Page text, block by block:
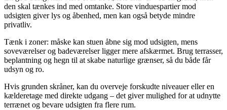
den skal tænkes ind med omtanke. Store vinduespartier mod
udsigten giver lys og åbenhed, men kan også betyde mindre
privatliv.
Tænk i zoner: måske kan stuen åbne sig mod udsigten, mens
soveværelser og badeværelser ligger mere afskærmet. Brug terrasser,
beplantning og hegn til at skabe naturlige grænser, så du både får
udsyn og ro.
Hvis grunden skråner, kan du overveje forskudte niveauer eller en
kælderetage med direkte udgang – det giver mulighed for at udnytte
terrænet og bevare udsigten fra flere rum.